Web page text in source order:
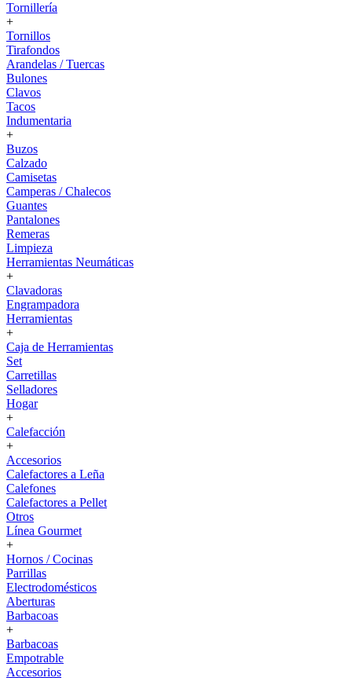
Tornillería
+
Tornillos
Tirafondos
Arandelas / Tuercas
Bulones
Clavos
Tacos
Indumentaria
+
Buzos
Calzado
Camisetas
Camperas / Chalecos
Guantes
Pantalones
Remeras
Limpieza
Herramientas Neumáticas
+
Clavadoras
Engrampadora
Herramientas
+
Caja de Herramientas
Set
Carretillas
Selladores
Hogar
+
Calefacción
+
Accesorios
Calefactores a Leña
Calefones
Calefactores a Pellet
Otros
Línea Gourmet
+
Hornos / Cocinas
Parrillas
Electrodomésticos
Aberturas
Barbacoas
+
Barbacoas
Empotrable
Accesorios